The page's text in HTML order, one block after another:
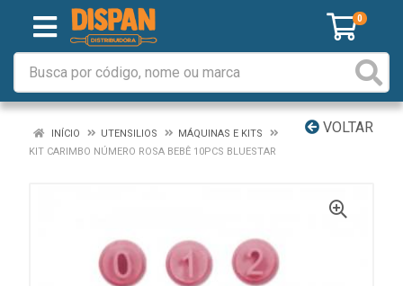
0
VOLTAR
INÍCIO UTENSILIOS
MÁQUINAS E KITS
KIT CARIMBO NÚMERO ROSA BEBÊ 10PCS BLUESTAR